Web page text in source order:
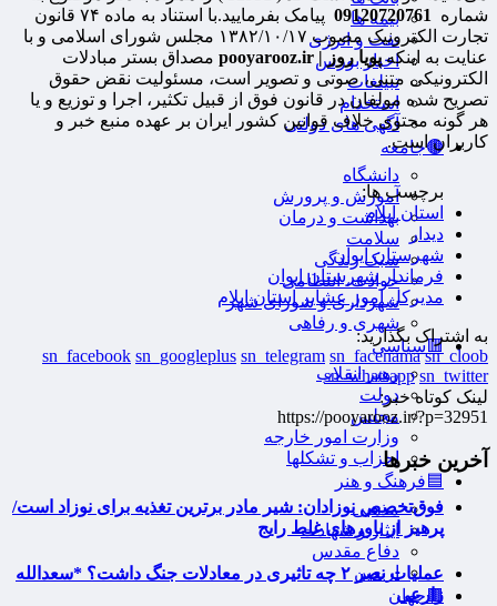
بیمه ها
نفت و انرژی
اخبار بورس
تبیلغات
استخدام
آگهی های دولتی
🟤جامعه
دانشگاه
آموزش و پرورش
بهداشت و درمان
سلامت
سبک زندگی
حوادث، انتظامی
شهرداری و شورای شهر
شهری و رفاهی
🟥سیاسی
رهبر انقلاب
دولت
مجلس
وزارت امور خارجه
احزاب و تشکلها
🟦فرهنگ و هنر
مذهبی
ایثار و شهادت
دفاع مقدس
اربعین
🟫جهان
شماره
پیامک بفرمایید.با استناد به ماده ۷۴ قانون
تجارت الکترونیک مصوب ۱۳۸۲/۱۰/۱۷ مجلس شورای اسلامی و با
عنایت به اینکهپویا روز | pooyarooz.ir
مصداق بستر مبادلات
الکترونیکی متنی، صوتی و تصویر است، مسئولیت نقض حقوق
تصریح شده مولفان در قانون فوق از قبیل تکثیر، اجرا و توزیع و یا
هر گونه محتوی خلاف قوانین کشور ایران بر عهده منبع خبر و
کاربران است.
برچسب ها:
استان ایلام
دیدار
شهرستان ایوان
فرماندار شهرستان ایوان
مدیرکل امور عشایر استان ایلام
به اشتراک بگذارید:
sn_facebook sn_googleplus sn_telegram sn_facenama sn_cloob
sn_whatsapp sn_twitter
لینک کوتاه خبر:
https://pooyarooz.ir/?p=32951
آخرین خبرها
فوق‌تخصص نوزادان: شیر مادر برترین تغذیه برای نوزاد است/
پرهیز از باورهای غلط رایج
عملیات نصر ۲ چه تاثیری در معادلات جنگ داشت؟ *سعدالله
زارعی